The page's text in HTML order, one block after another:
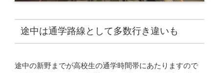
途中は通学路線として多数行き違いも
途中の新野までが高校生の通学時間帯にあたりますので